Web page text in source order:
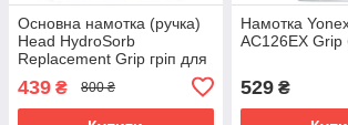
Основна намотка (ручка)
Head HydroSorb
Replacement Grip гріп для
439 ₴ 800 ₴
Намотка
AC126EX Grip
529₴